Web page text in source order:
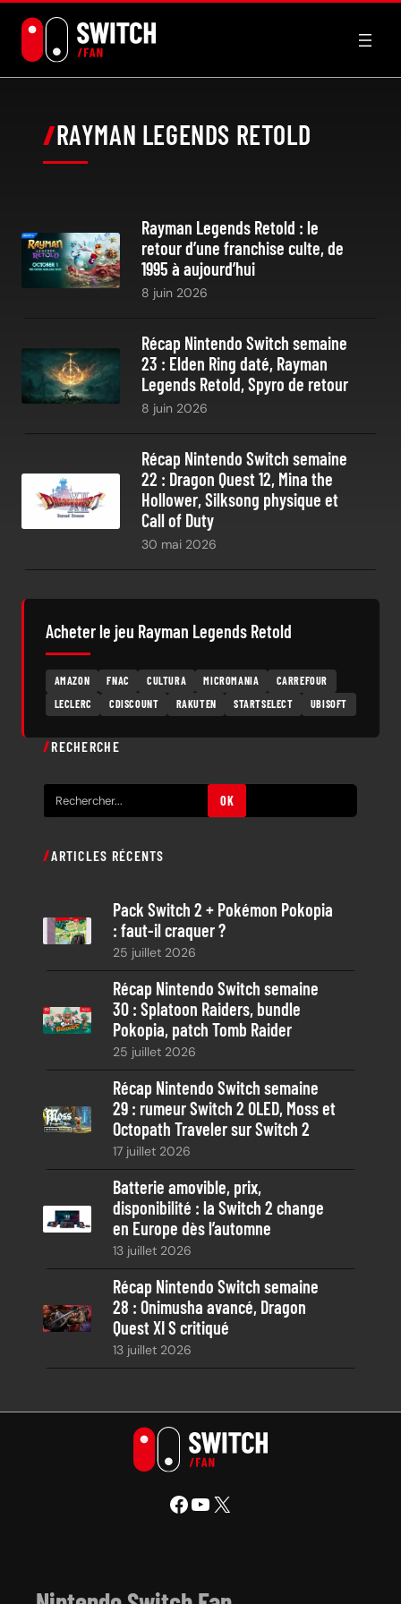
contenu
RAYMAN LEGENDS RETOLD
Rayman Legends Retold : le
retour d’une franchise culte, de
1995 à aujourd’hui
8 juin 2026
Récap Nintendo Switch semaine
23 : Elden Ring daté, Rayman
Legends Retold, Spyro de retour
8 juin 2026
Récap Nintendo Switch semaine
22 : Dragon Quest 12, Mina the
Hollower, Silksong physique et
Call of Duty
30 mai 2026
Acheter le jeu Rayman Legends Retold
AMAZON FNAC CULTURA MICROMANIA
CARREFOUR
LECLERC
CDISCOUNT RAKUTEN STARTSELECT UBISOFT
RECHERCHE
e
h
OK
ARTICLES RÉCENTS
Pack Switch 2 + Pokémon Pokopia
: faut-il craquer ?
25 juillet 2026
Récap Nintendo Switch semaine
30 : Splatoon Raiders, bundle
Pokopia, patch Tomb Raider
25 juillet 2026
Récap Nintendo Switch semaine
29 : rumeur Switch 2 OLED, Moss et
Octopath Traveler sur Switch 2
17 juillet 2026
Batterie amovible, prix,
disponibilité : la Switch 2 change
en Europe dès l’automne
13 juillet 2026
Récap Nintendo Switch semaine
28 : Onimusha avancé, Dragon
Quest XI S critiqué
13 juillet 2026
Facebook YouTube X